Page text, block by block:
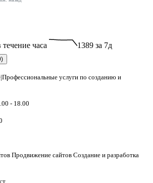
часа
1389 за 7д
услуги по созданию и
- 18.00
Продвижение сайтов Создание и разработка